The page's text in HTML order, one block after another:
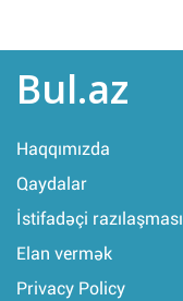
Bul.az
Haqqımızda
Qaydalar
İstifadəçi razılaşması
Elan vermək
Privacy Policy